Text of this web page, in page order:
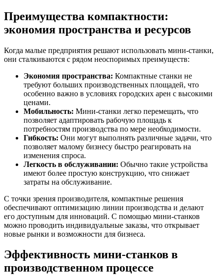
Преимущества компактности:
экономия пространства и ресурсов
Когда малые предприятия решают использовать мини-станки,
они сталкиваются с рядом неоспоримых преимуществ:
Экономия пространства: Компактные станки не
требуют больших производственных площадей, что
особенно важно в условиях городских арен с высокими
ценами.
Мобильность: Мини-станки легко перемещать, что
позволяет адаптировать рабочую площадь к
потребностям производства по мере необходимости.
Гибкость: Они могут выполнять различные задачи, что
позволяет малому бизнесу быстро реагировать на
изменения спроса.
Легкость в обслуживании: Обычно такие устройства
имеют более простую конструкцию, что снижает
затраты на обслуживание.
С точки зрения производителя, компактные решения
обеспечивают оптимизацию линии производства и делают
его доступным для инноваций. С помощью мини-станков
можно проводить индивидуальные заказы, что открывает
новые рынки и возможности для бизнеса.
Эффективность мини-станков в
производственном процессе